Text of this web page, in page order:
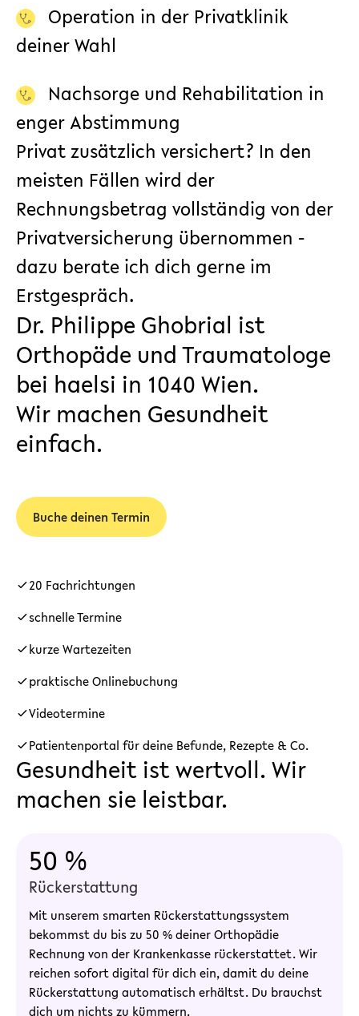
Operation in der Privatklinik
deiner Wahl
Nachsorge und Rehabilitation in
enger Abstimmung
Privat zusätzlich versichert? In den
meisten Fällen wird der
Rechnungsbetrag vollständig von der
Privatversicherung übernommen -
dazu berate ich dich gerne im
Erstgespräch.
Dr. Philippe Ghobrial ist
Orthopäde und Traumatologe
bei haelsi in 1040 Wien.
Wir machen Gesundheit
einfach.
Buche deinen Termin
20 Fachrichtungen
schnelle Termine
kurze Wartezeiten
praktische Onlinebuchung
Videotermine
Patientenportal für deine Befunde, Rezepte & Co.
Gesundheit ist wertvoll. Wir
machen sie leistbar.
50 %
Rückerstattung
Mit unserem smarten Rückerstattungssystem
bekommst du bis zu 50 % deiner Orthopädie
Rechnung von der Krankenkasse rückerstattet. Wir
reichen sofort digital für dich ein, damit du deine
Rückerstattung automatisch erhältst. Du brauchst
dich um nichts zu kümmern.